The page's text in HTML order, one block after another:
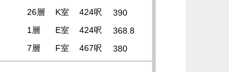
26層 K室 424呎
390
1層 E室 424呎
368.8
7層 F室 467呎 380